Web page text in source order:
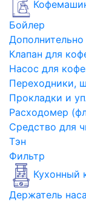
Бойлер
Дополнительно
Клапан для
Насос для
Переходники,
Прокладки и
Расходомер
Средство для
Тэн
Фильтр
Кухонный
Держатель